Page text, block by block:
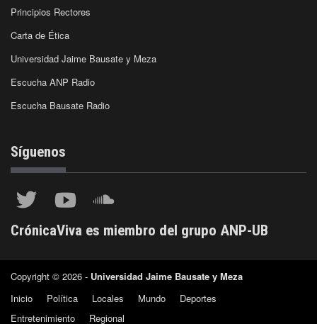
Principios Rectores
Carta de Ética
Universidad Jaime Bausate y Meza
Escucha ANP Radio
Escucha Bausate Radio
Síguenos
CrónicaViva es miembro del grupo ANP-UB
Copyright © 2026 - Universidad Jaime Bausate y Meza
Inicio
Política Locales Mundo
Deportes
Entretenimiento
Regional